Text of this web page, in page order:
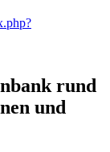
rund
und